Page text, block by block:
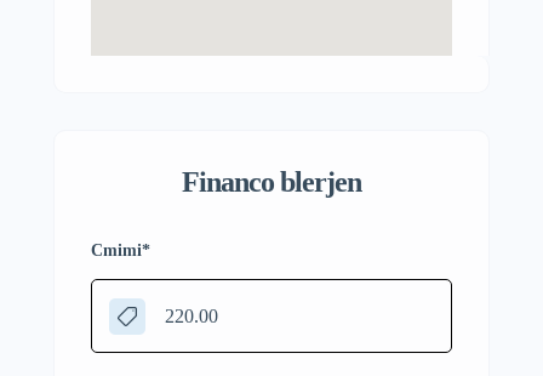
Financo blerjen
Cmimi*